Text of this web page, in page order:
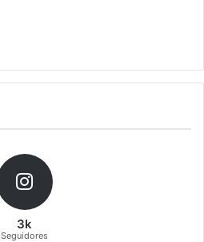
3k
Seguidores